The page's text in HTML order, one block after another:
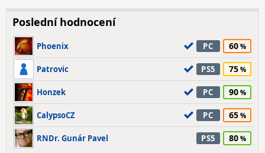
Poslední hodnocení
Phoenix PC 60
Patrovic PS5 75
Honzek PC 90
CalypsoCZ PC 65
RNDr. Gunár Pavel PS5 80